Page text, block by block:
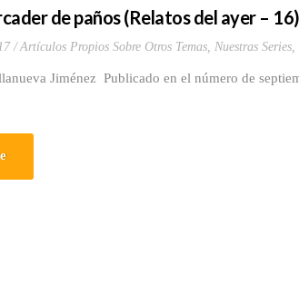
de paños (Relatos del ayer – 16)
Artículos Propios Sobre Otros Temas, Nuestras Series,
Jiménez Publicado en el número de